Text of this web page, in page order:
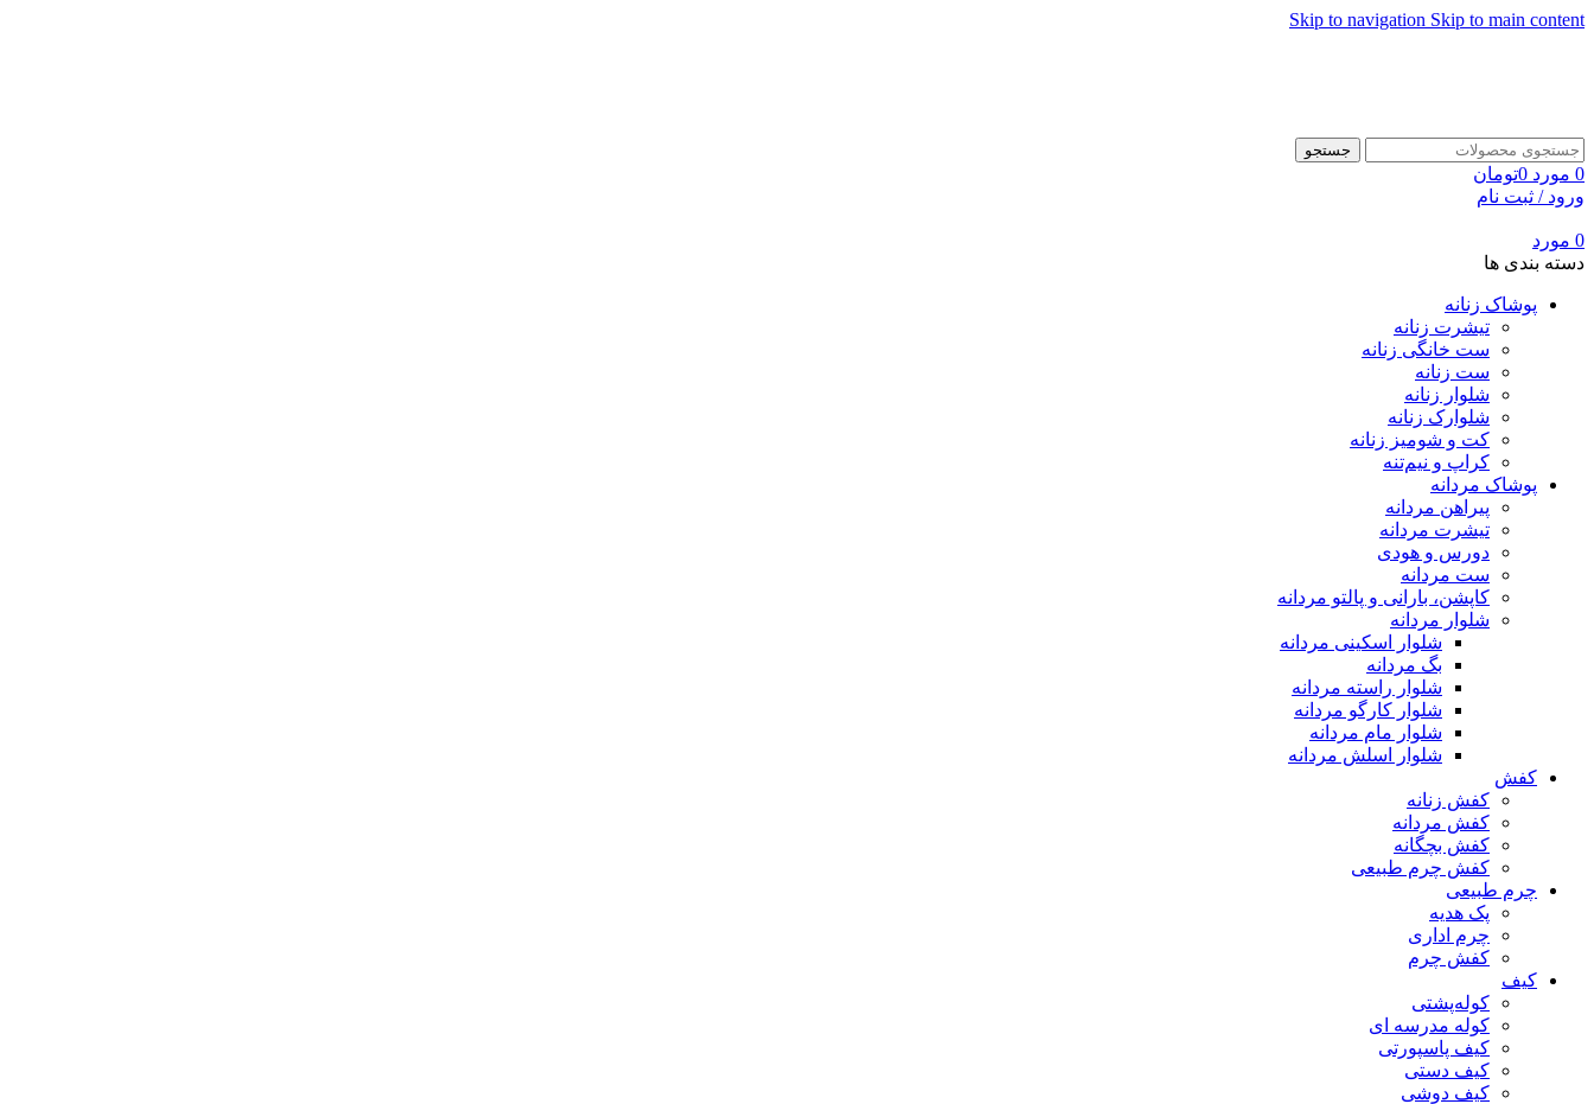
Skip to navigation Skip to main content
جستجو
0 مورد 0تومان
ورود / ثبت نام
0 مورد
دسته بندی ها
پوشاک زنانه
تیشرت زنانه
ست خانگی زنانه
ست زنانه
شلوار زنانه
شلوارک زنانه
کت و شومیز زنانه
کراپ و نیم‌تنه
پوشاک مردانه
پیراهن مردانه
تیشرت مردانه
دورس و هودی
ست مردانه
کاپشن، بارانی و پالتو مردانه
شلوار مردانه
شلوار اسکینی مردانه
بگ مردانه
شلوار راسته مردانه
شلوار کارگو مردانه
شلوار مام مردانه
شلوار اسلش مردانه
کفش
کفش زنانه
کفش مردانه
کفش بچگانه
کفش چرم طبیعی
چرم طبیعی
پک هدیه
چرم اداری
کفش چرم
کیف
کوله‌پشتی
کوله مدرسه ای
کیف پاسپورتی
کیف دستی
کیف دوشی